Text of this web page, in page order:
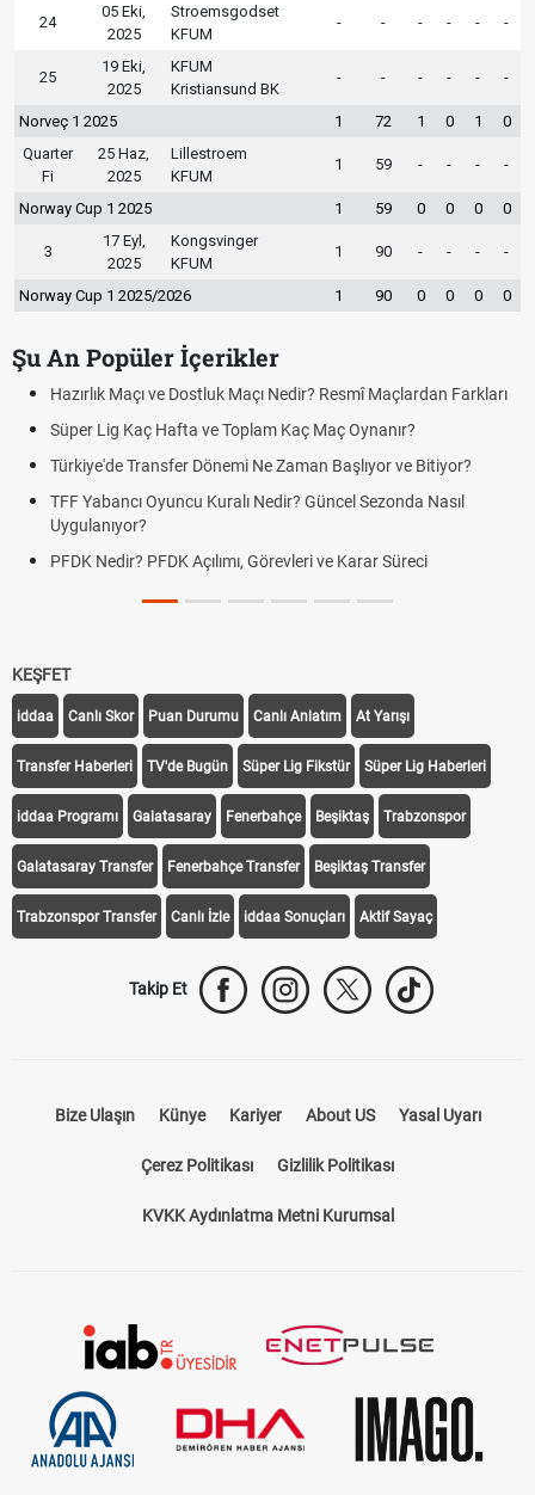
24
05 Eki,
2025
Stroemsgodset
KFUM
- - - - - -
25
19 Eki,
2025
KFUM
Kristiansund BK
- - - - - -
Norveç 1 2025 1 72 1 0 1
0
Quarter
Fi
25 Haz,
2025
Lillestroem
KFUM
1 59 - - - -
Norway Cup 1 2025 1 59 0 0 0 0
3
17 Eyl,
2025
Kongsvinger
KFUM
1 90 - - - -
Norway Cup 1 2025/2026 1 90 0 0 0 0
Şu An Popüler İçerikler
Hazırlık Maçı ve Dostluk Maçı Nedir? Resmî Maçlardan Farkları
Süper Lig Kaç Hafta ve Toplam Kaç Maç Oynanır?
Türkiye'de Transfer Dönemi Ne Zaman Başlıyor ve Bitiyor?
TFF Yabancı Oyuncu Kuralı Nedir? Güncel Sezonda Nasıl
Uygulanıyor?
PFDK Nedir? PFDK Açılımı, Görevleri ve Karar Süreci
KEŞFET
iddaa Canlı Skor Puan Durumu Canlı Anlatım At Yarışı
Transfer Haberleri TV'de Bugün Süper Lig Fikstür Süper Lig Haberleri
iddaa Programı Galatasaray Fenerbahçe Beşiktaş Trabzonspor
Galatasaray Transfer Fenerbahçe Transfer Beşiktaş Transfer
Trabzonspor Transfer Canlı İzle iddaa Sonuçları Aktif Sayaç